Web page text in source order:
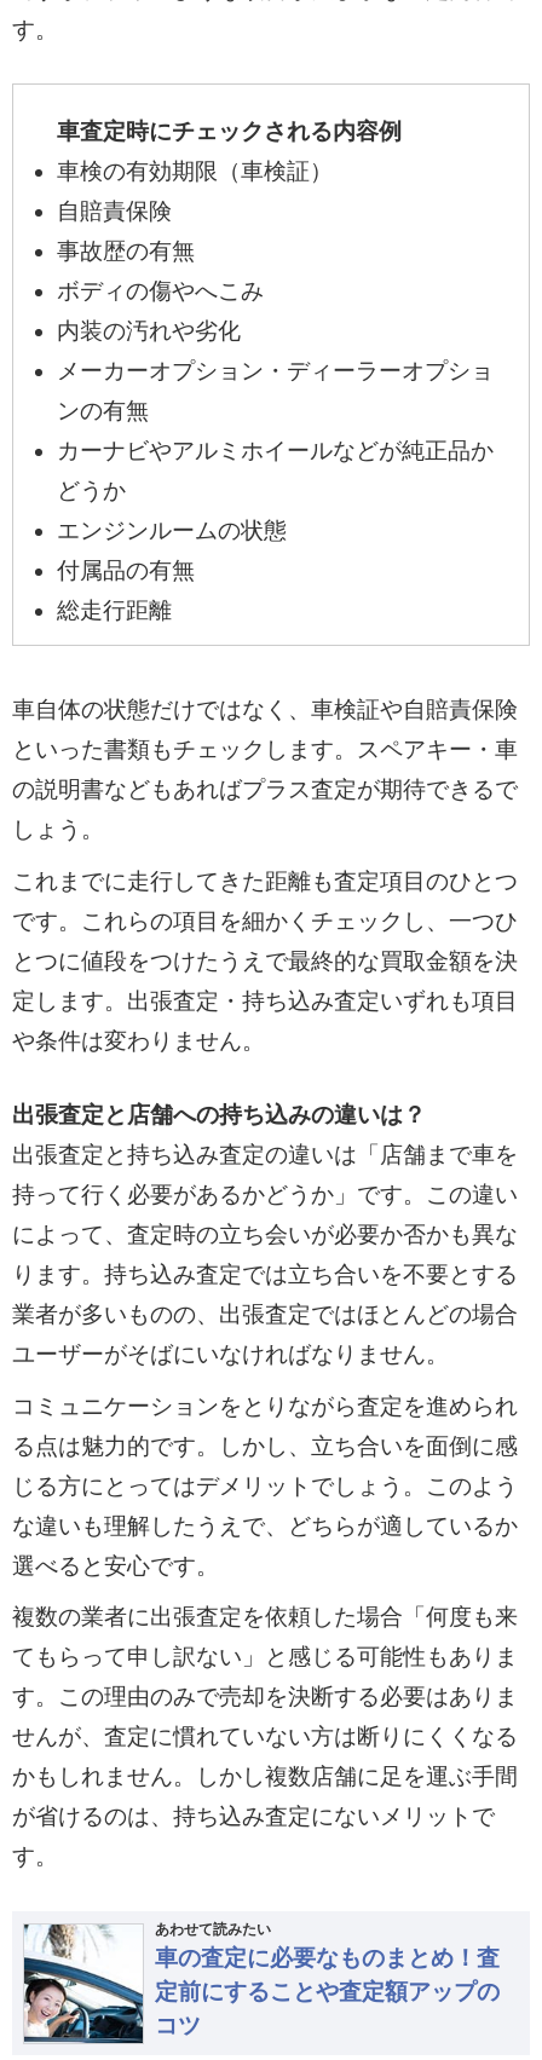
す。
車査定時にチェックされる内容例
車検の有効期限（車検証）
自賠責保険
事故歴の有無
ボディの傷やへこみ
内装の汚れや劣化
メーカーオプション・ディーラーオプショ
ンの有無
カーナビやアルミホイールなどが純正品か
どうか
エンジンルームの状態
付属品の有無
総走行距離
車自体の状態だけではなく、車検証や自賠責保険
といった書類もチェックします。スペアキー・車
の説明書などもあればプラス査定が期待できるで
しょう。
これまでに走行してきた距離も査定項目のひとつ
です。これらの項目を細かくチェックし、一つひ
とつに値段をつけたうえで最終的な買取金額を決
定します。出張査定・持ち込み査定いずれも項目
や条件は変わりません。
出張査定と店舗への持ち込みの違いは？
出張査定と持ち込み査定の違いは「店舗まで車を
持って行く必要があるかどうか」です。この違い
によって、査定時の立ち会いが必要か否かも異な
ります。持ち込み査定では立ち合いを不要とする
業者が多いものの、出張査定ではほとんどの場合
ユーザーがそばにいなければなりません。
コミュニケーションをとりながら査定を進められ
る点は魅力的です。しかし、立ち合いを面倒に感
じる方にとってはデメリットでしょう。このよう
な違いも理解したうえで、どちらが適しているか
選べると安心です。
複数の業者に出張査定を依頼した場合「何度も来
てもらって申し訳ない」と感じる可能性もありま
す。この理由のみで売却を決断する必要はありま
せんが、査定に慣れていない方は断りにくくなる
かもしれません。しかし複数店舗に足を運ぶ手間
が省けるのは、持ち込み査定にないメリットで
す。
あわせて読みたい
車の査定に必要なものまとめ！査
定前にすることや査定額アップの
コツ